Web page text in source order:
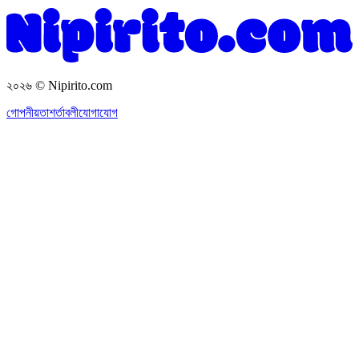
২০২৬ © Nipirito.com
গোপনীয়তাশর্তাবলীযোগাযোগ